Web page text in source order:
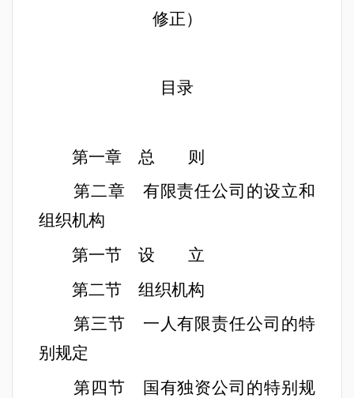
修正）
目录
第一章 总 则
第二章 有限责任公司的设立和
组织机构
第一节 设 立
第二节 组织机构
第三节 一人有限责任公司的特
别规定
第四节 国有独资公司的特别规